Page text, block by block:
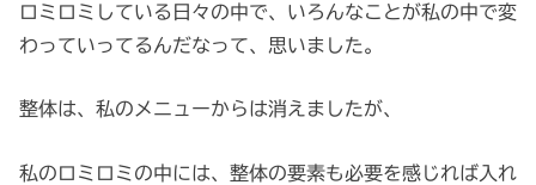
ロミロミしている日々の中で、いろんなことが私の中で変
わっていってるんだなって、思いました。
整体は、私のメニューからは消えましたが、
私のロミロミの中には、整体の要素も必要を感じれば入れ